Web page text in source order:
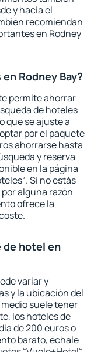
y hacia el
recomiendan
en Rodney
Rodney Bay?
permite ahorrar
de hoteles
que se ajuste a
por el paquete
ahorrarse hasta
y reserva
en la página
Si no estás
alguna razón
ofrece la
de hotel en
variar y
y la ubicación del
suele tener
los hoteles de
de 200 euros o
barato, échale